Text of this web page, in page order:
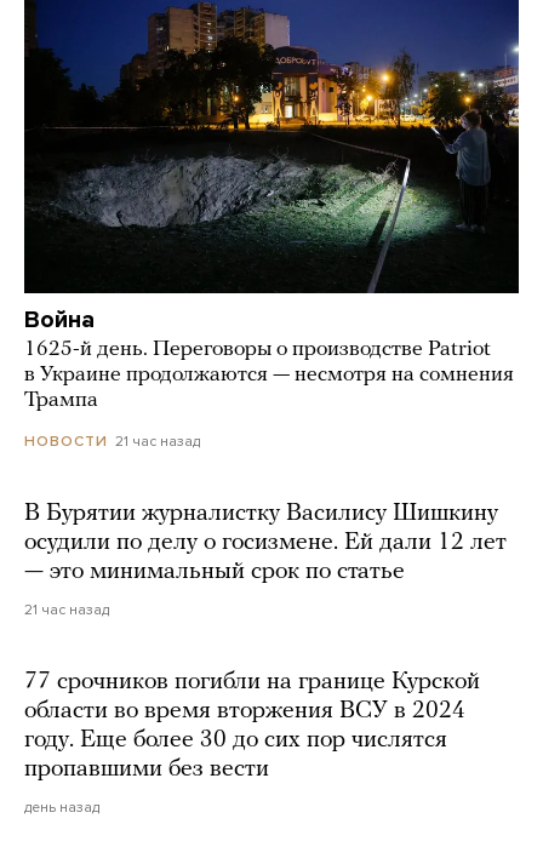
Война
1625-й день. Переговоры о производстве Patriot
в Украине продолжаются — несмотря на сомнения
Трампа
НОВОСТИ 21 час назад
В Бурятии журналистку Василису Шишкину
осудили по делу о госизмене. Ей дали 12 лет
— это минимальный срок по статье
21 час назад
77 срочников погибли на границе Курской
области во время вторжения ВСУ в 2024
году. Еще более 30 до сих пор числятся
пропавшими без вести
день назад